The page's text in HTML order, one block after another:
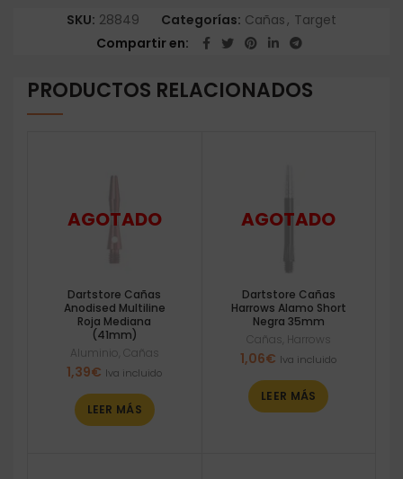
SKU: 28849 Categorías: Cañas, Target
Compartir en
PRODUCTOS RELACIONADOS
Dartstore Cañas
Anodised Multiline
Roja Mediana
(41mm)
Aluminio Cañas
1,39€ Iva incluido
LEER MÁS
Dartstore Cañas
Harrows Alamo Short
Negra 35mm
Cañas Harrows
1,06€ Iva incluido
LEER MÁS